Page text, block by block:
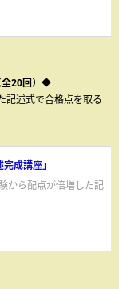
全20回）◆
記述式で合格点を取る
成講座」
から配点が倍増した記